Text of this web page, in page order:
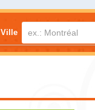
Ville